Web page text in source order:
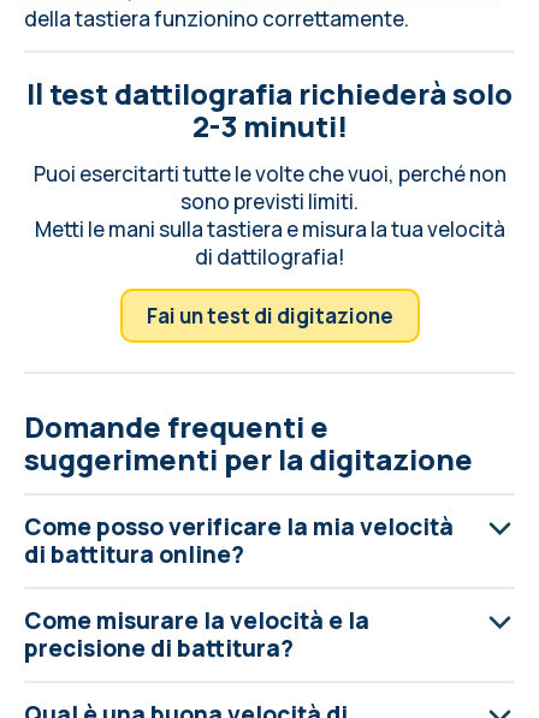
della tastierafunzionino correttamente.
Il test dattilografia richiederà solo
2-3 minuti!
Puoi esercitarti tutte le volte che vuoi, perché non
sono previsti limiti.
Metti le mani sulla tastiera e misura la tua velocità
di dattilografia!
Fai un test di digitazione
Domande frequenti e
suggerimenti per la digitazione
Come posso verificare la mia velocità
di battitura online?
Come misurare la velocità e la
precisione di battitura?